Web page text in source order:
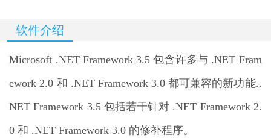
软件介绍
Microsoft .NET Framework 3.5 包含许多与 .NET Fram
ework 2.0 和 .NET Framework 3.0 都可兼容的新功能..
NET Framework 3.5 包括若干针对 .NET Framework 2.
0 和 .NET Framework 3.0 的修补程序。